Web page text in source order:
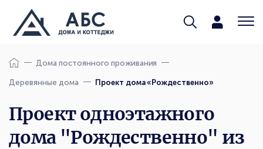
Дома постоянного проживания
Деревянные дома Проект дома «Рождественно»
Проект одноэтажного
дома "Рождественно" из